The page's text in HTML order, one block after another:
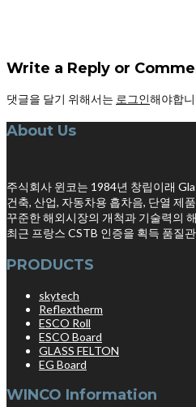
Write a Reply or
댓글을 달기 위해서는 로그인해야합
About Us
주식회사 윈코는 1984년 창립이래
건축, 산업, 자동차용 흡차음, 단열 제
꾸준한 해외시장의 개척과 기술력의
최근 프랑스 CSTB 인증을 획득 품질
PRODUCTS
skytech
Reflextherm
ESCO Roll
ESCO Board
GLASS FELTON
EG Board
WINCO Information